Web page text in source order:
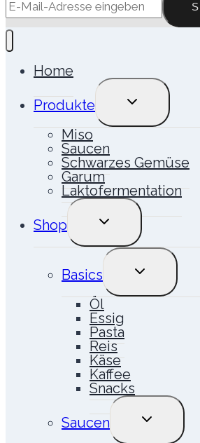
Home
Produkte
UNTERMENÜ
UMSCHALTEN
Miso
Saucen
Schwarzes Gemüse
Garum
Laktofermentation
Shop
UNTERMENÜ
UMSCHALTEN
Basics
UNTERMENÜ
Öl
Essig
Pasta
Reis
Käse
Kaffee
Snacks
Saucen